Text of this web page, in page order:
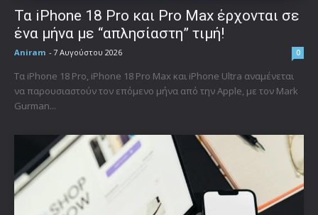
Τα iPhone 18 Pro και Pro Max έρχονται σε
ένα μήνα με “απλησίαστη” τιμή!
Aniram - 7 Αυγούστου 2026 0
Τα iPhone 18 Pro, iPhone 18 Pro Max και iPhone Ultra αναμένεται
να παρουσιαστούν τον επόμενο μήνα από την Apple, με τον Mark
Gurman...